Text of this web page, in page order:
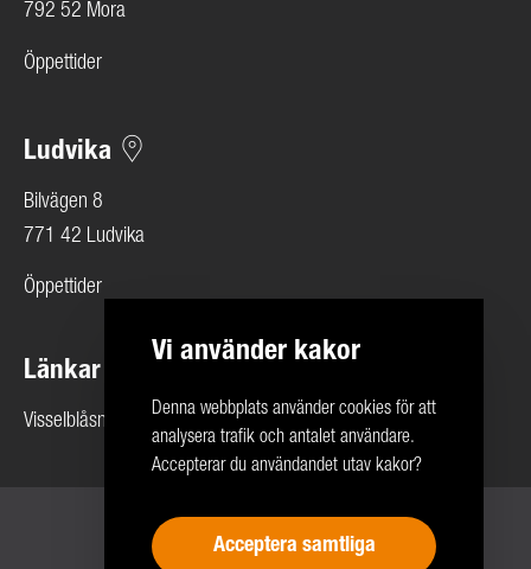
792 52 Mora
Öppettider
Ludvika
Bilvägen 8
771 42 Ludvika
Öppettider
Länkar
Visselblåsning
Copyright 2026 © Rolf Ericson Bil Företagen
Vi använder kakor
Denna webbplats använder cookies för att
analysera trafik och antalet användare.
Accepterar du användandet utav kakor?
Acceptera samtliga